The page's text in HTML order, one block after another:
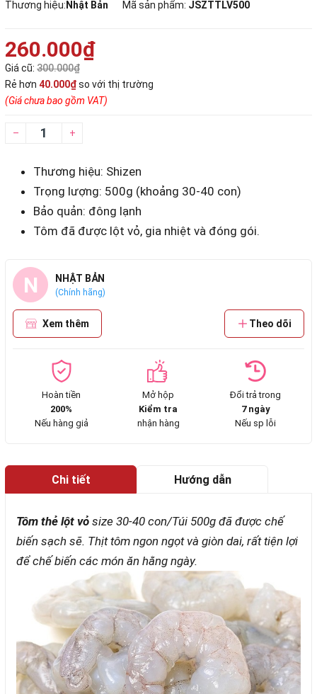
Thương hiệu: Nhật Bản Mã sản phẩm: JSZTTLV500
260.000₫
Giá cũ: 300.000₫
Rẻ hơn 40.000₫so với thị trường
(Giá chưa bao gồm VAT)
– +
Thương hiệu: Shizen
Trọng lượng: 500g (khoảng 30-40 con)
Bảo quản: đông lạnh
Tôm đã được lột vỏ, gia nhiệt và đóng gói.
N NHẬT BẢN
(Chính hãng)
Xem thêm Theo dõi
Hoàn tiền
200%
Nếu hàng giả
Mở hộp
Kiểm tra
nhận hàng
Đổi trả trong
7 ngày
Nếu sp lỗi
Chi tiết Hướng dẫn
Tôm thẻ lột vỏ size 30-40 con/Túi 500g đã được chế
biến sạch sẽ. Thịt tôm ngon ngọt và giòn dai, rất tiện lợi
để chế biến các món ăn hằng ngày.